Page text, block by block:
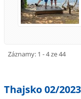
Záznamy: 1 - 4 ze 44
Thajsko 02/